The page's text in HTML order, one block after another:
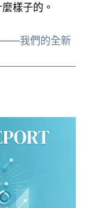
樣子的。
——我們的全新